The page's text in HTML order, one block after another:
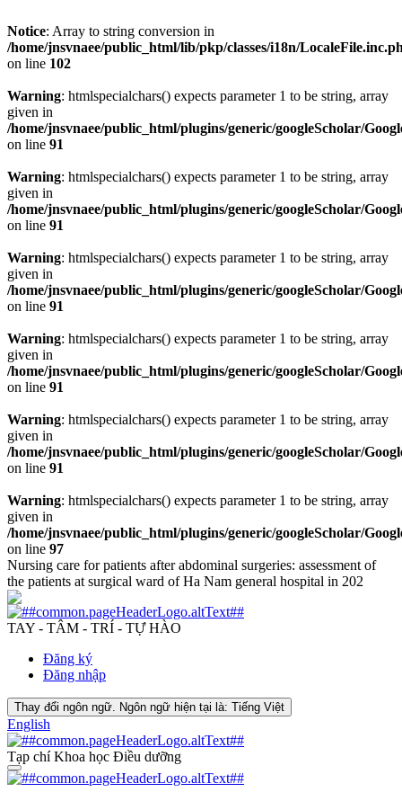
Notice: Array to string conversion in
/home/jnsvnaee/public_html/lib/pkp/classes/i18n/
on line 102
Warning: htmlspecialchars() expects parameter 1 to be string, array
given in
/home/jnsvnaee/public_html/plugins/generic/googleScholar/
on line 91
Warning: htmlspecialchars() expects parameter 1 to be string, array
given in
/home/jnsvnaee/public_html/plugins/generic/googleScholar/
on line 91
Warning: htmlspecialchars() expects parameter 1 to be string, array
given in
/home/jnsvnaee/public_html/plugins/generic/googleScholar/
on line 91
Warning: htmlspecialchars() expects parameter 1 to be string, array
given in
/home/jnsvnaee/public_html/plugins/generic/googleScholar/
on line 91
Warning: htmlspecialchars() expects parameter 1 to be string, array
given in
/home/jnsvnaee/public_html/plugins/generic/googleScholar/
on line 91
Warning: htmlspecialchars() expects parameter 1 to be string, array
given in
/home/jnsvnaee/public_html/plugins/generic/googleScholar/
on line 97
Nursing care for patients after abdominal surgeries: assessment of
the patients at surgical ward of Ha Nam general hospital in 202
TAY - TÂM - TRÍ - TỰ HÀO
Đăng ký
Đăng nhập
Thay đổi ngôn ngữ. Ngôn ngữ hiện tại là: Tiếng Việt
English
Tạp chí Khoa học Điều dưỡng